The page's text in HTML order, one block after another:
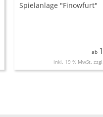
Spielanlage "Finowfurt"
ab
inkl. 19 % MwSt. zzgl.